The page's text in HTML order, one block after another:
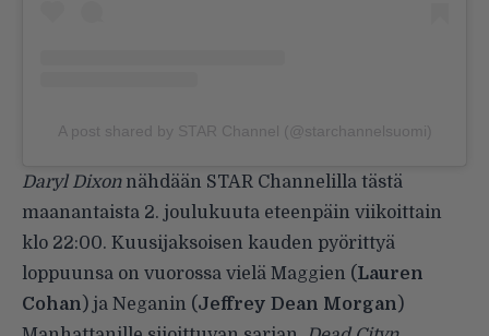
A post shared by STAR Channel (@starchannelsuomi)
Daryl Dixonnähdään STAR Channelilla tästä
maanantaista 2. joulukuuta eteenpäin viikoittain
klo 22:00. Kuusijaksoisen kauden pyörittyä
loppuunsa on vuorossa vielä Maggien (Lauren
Cohan) ja Neganin (Jeffrey Dean Morgan)